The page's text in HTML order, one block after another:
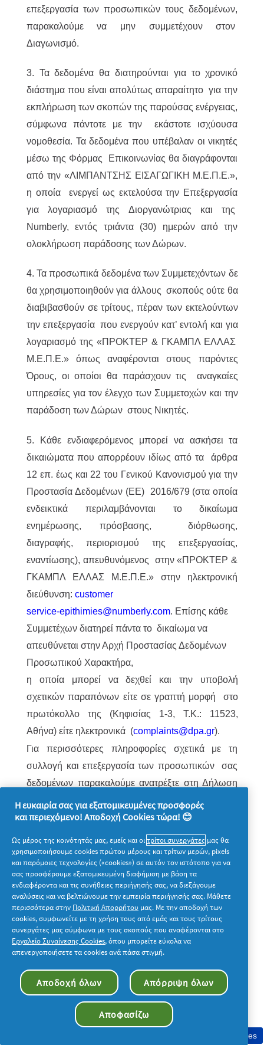
επεξεργασία των προσωπικών τους δεδομένων,
παρακαλούμε να μην συμμετέχουν στον
Διαγωνισμό.
3. Τα δεδομένα θα διατηρούνται για το χρονικό
διάστημα που είναι απολύτως απαραίτητο για την
εκπλήρωση των σκοπών της παρούσας ενέργειας,
σύμφωνα πάντοτε με την εκάστοτε ισχύουσα
νομοθεσία. Τα δεδομένα που υπέβαλαν οι νικητές
μέσω της Φόρμας Επικοινωνίας θα διαγράφονται
από την «ΛΙΜΠΑΝΤΣΗΣ ΕΙΣΑΓΩΓΙΚΗ Μ.Ε.Π.Ε.»,
η οποία ενεργεί ως εκτελούσα την Επεξεργασία
για λογαριασμό της Διοργανώτριας και της
Numberly, εντός τριάντα (30) ημερών από την
ολοκλήρωση παράδοσης των Δώρων.
4. Τα προσωπικά δεδομένα των Συμμετεχόντων δε
θα χρησιμοποιηθούν για άλλους σκοπούς ούτε θα
διαβιβασθούν σε τρίτους, πέραν των εκτελούντων
την επεξεργασία που ενεργούν κατ’ εντολή και για
λογαριασμό της «ΠΡΟΚΤΕΡ & ΓΚΑΜΠΛ ΕΛΛΑΣ
M.Ε.Π.Ε.» όπως αναφέρονται στους παρόντες
Όρους, οι οποίοι θα παράσχουν τις αναγκαίες
υπηρεσίες για τον έλεγχο των Συμμετοχών και την
παράδοση των Δώρων στους Νικητές.
5. Κάθε ενδιαφερόμενος μπορεί να ασκήσει τα
δικαιώματα που απορρέουν ιδίως από τα άρθρα
12 επ. έως και 22 του Γενικού Κανονισμού για την
Προστασία Δεδομένων (ΕΕ) 2016/679 (στα οποία
ενδεικτικά περιλαμβάνονται το δικαίωμα
ενημέρωσης, πρόσβασης, διόρθωσης,
διαγραφής, περιορισμού της επεξεργασίας,
εναντίωσης), απευθυνόμενος στην «ΠΡΟΚΤΕΡ &
ΓΚΑΜΠΛ ΕΛΛΑΣ M.Ε.Π.Ε.» στην ηλεκτρονική
διεύθυνση:customer
service-epithimies@numberly.com. Επίσης κάθε
Συμμετέχων διατηρεί πάντα το δικαίωμα να
απευθύνεται στην Αρχή Προστασίας Δεδομένων
Προσωπικού Χαρακτήρα,
η οποία μπορεί να δεχθεί και την υποβολή
σχετικών παραπόνων είτε σε γραπτή μορφή στο
πρωτόκολλο της (Κηφισίας 1-3, Τ.Κ.: 11523,
Αθήνα) είτε ηλεκτρονικά (complaints@dpa.gr).
Για περισσότερες πληροφορίες σχετικά με τη
συλλογή και επεξεργασία των προσωπικών σας
δεδομένων παρακαλούμε ανατρέξτε στη Δήλωση
Απορρήτου μας στην διεύθυνση
https://privacypolicy.pg.com/el/.
14. Γενικοί Όροι.
1.Η Διοργανώτρια και η Numberly διατηρούν το
δικαίωμα να τροποποιούν, ανακαλούν,
παρατείνουν ή μειώνουν τη διάρκεια του παρόντος
Διαγωνισμού κατά την κρίση τους, καθώς και να
συμμετοχής ή/και να ματαιώσουν τον Διαγωνισμό
άνευ ρητής αιτιολογίας. Οι Όροι και οι τυχόν
τροποποιήσεις αυτών θα ισχύουν από την
Συγκατάθεση στη χρήση cookies
Η ευκαιρία σας για εξατομικευμένες προσφορές
και περιεχόμενο! Αποδοχή Cookies τώρα! 😊
Ως μέρος της κοινότητάς μας, εμείς και οιτρίτοι συνεργάτες μας θα
χρησιμοποιήσουμε cookies πρώτου μέρους και τρίτων μερών, pixels
και παρόμοιες τεχνολογίες («cookies») σε αυτόν τον ιστότοπο για να
σας προσφέρουμε εξατομικευμένη διαφήμιση με βάση τα
ενδιαφέροντα και τις συνήθειες περιήγησής σας, να διεξάγουμε
αναλύσεις και να βελτιώνουμε την εμπειρία περιήγησής σας. Μάθετε
περισσότερα στην Πολιτική Απορρήτου μας. Με την αποδοχή των
cookies, συμφωνείτε με τη χρήση τους από εμάς και τους τρίτους
συνεργάτες μας σύμφωνα με τους σκοπούς που αναφέρονται στο
Εργαλείο Συναίνεσης Cookies, όπου μπορείτε εύκολα να
απενεργοποιήσετε τα cookies ανά πάσα στιγμή.
Αποδοχή όλων Απόρριψη όλων
Αποφασίζω